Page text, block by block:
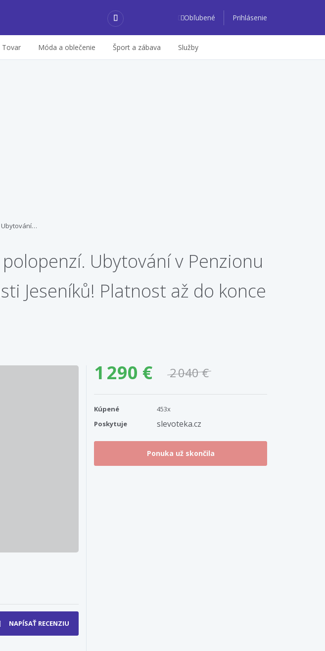
Obľubené Prihlásenie
Tovar Móda a oblečenie Šport a zábava Služby
Ubytování…
Ubytování v Penzionu
Jeseníků! Platnost až do konce
NAPÍSAŤ RECENZIU
1 290 € 2 040 €
Kúpené
453x
Poskytuje
slevoteka.cz